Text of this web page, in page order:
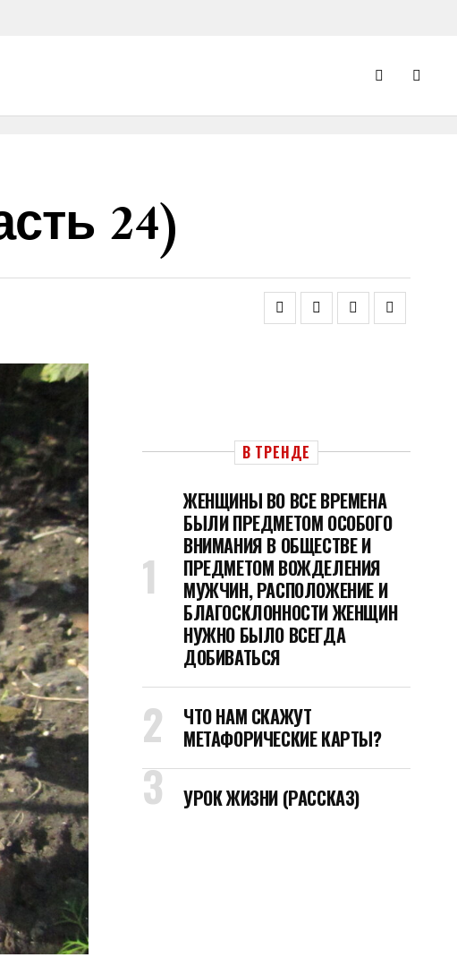
24)
В ТРЕНДЕ
ЖЕНЩИНЫ ВО ВСЕ ВРЕМЕНА
БЫЛИ ПРЕДМЕТОМ ОСОБОГО
ВНИМАНИЯ В ОБЩЕСТВЕ И
ПРЕДМЕТОМ ВОЖДЕЛЕНИЯ
МУЖЧИН, РАСПОЛОЖЕНИЕ И
БЛАГОСКЛОННОСТИ ЖЕНЩИН
НУЖНО БЫЛО ВСЕГДА
ДОБИВАТЬСЯ
ЧТО НАМ СКАЖУТ
МЕТАФОРИЧЕСКИЕ КАРТЫ?
УРОК ЖИЗНИ (РАССКАЗ)